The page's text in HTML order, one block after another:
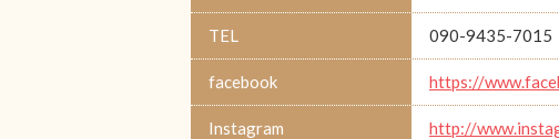
TEL 090-9435-7015
facebook https://
Instagram http://